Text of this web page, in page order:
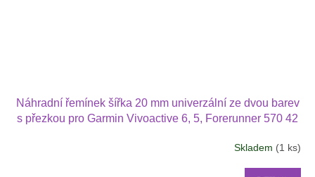
Náhradní řemínek šířka 20 mm univerzální ze dvou barev
s přezkou pro Garmin Vivoactive 6, 5, Forerunner 570 42
Skladem (1 ks)